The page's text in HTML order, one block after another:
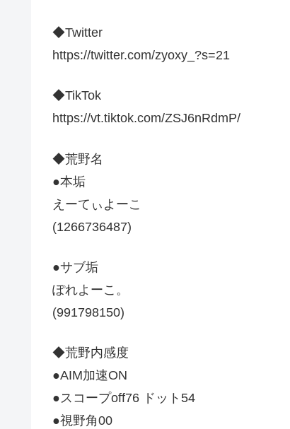
◆Twitter
https://twitter.com/zyoxy_?s=21
◆TikTok
https://vt.tiktok.com/ZSJ6nRdmP/
◆荒野名
●本垢
えーてぃよーこ
(1266736487)
●サブ垢
ぽれよーこ。
(991798150)
◆荒野内感度
●AIM加速ON
●スコープoff76 ドット54
●視野角00